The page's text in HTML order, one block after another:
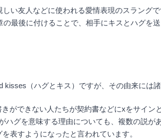
い友人などに使われる愛情表現のスラング
最後に付けることで、相手にキスとハグを
（ハグとキス）ですが、その由来には諸
ができない人たちが契約書などにxをサイ
ハグを意味する理由についても、複数の説
表すようになったと言われています。